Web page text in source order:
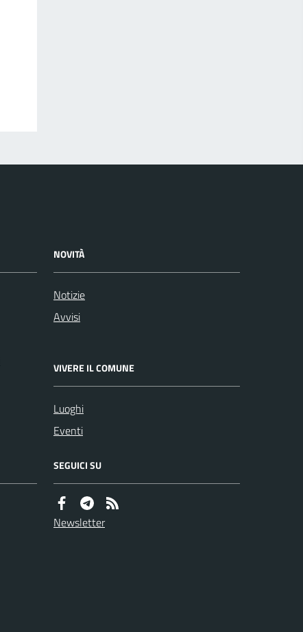
NOVITÀ
Notizie
Avvisi
VIVERE IL COMUNE
Luoghi
Eventi
SEGUICI SU
Newsletter